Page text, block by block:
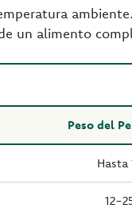
un alimento
Peso del
Hasta
12-